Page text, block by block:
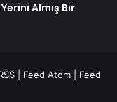
Almiş Bir
Feed Atom
Feed